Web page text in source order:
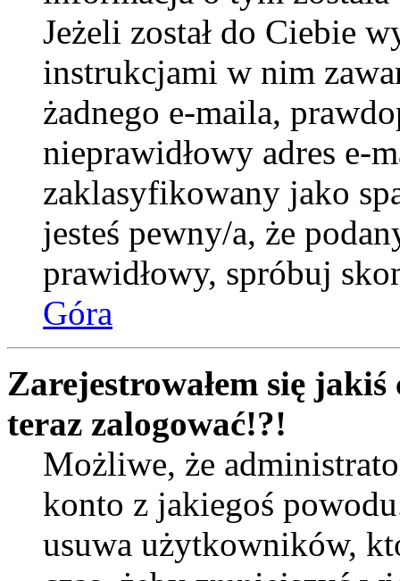
Jeżeli został do Ciebie
instrukcjami w nim
żadnego e-maila,
nieprawidłowy adres e-
zaklasyfikowany jako
jesteś pewny/a, że
prawidłowy, spróbuj
Góra
Zarejestrowałem się jakiś
teraz zalogować!?!
Możliwe, że
konto z jakiegoś
usuwa użytkowników,